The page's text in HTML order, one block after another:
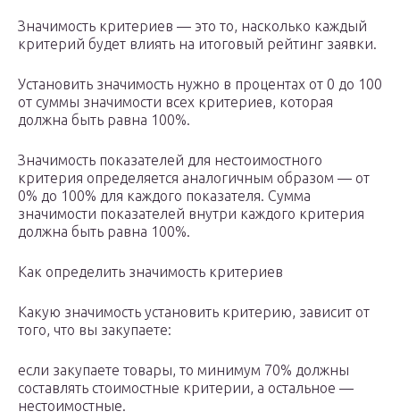
Значимость критериев — это то, насколько каждый
критерий будет влиять на итоговый рейтинг заявки.
Установить значимость нужно в процентах от 0 до 100
от суммы значимости всех критериев, которая
должна быть равна 100%.
Значимость показателей для нестоимостного
критерия определяется аналогичным образом — от
0% до 100% для каждого показателя. Сумма
значимости показателей внутри каждого критерия
должна быть равна 100%.
Как определить значимость критериев
Какую значимость установить критерию, зависит от
того, что вы закупаете:
если закупаете товары, то минимум 70% должны
составлять стоимостные критерии, а остальное —
нестоимостные.